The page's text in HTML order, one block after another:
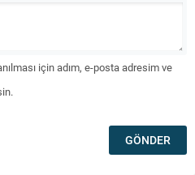
için adım, e-posta adresim ve